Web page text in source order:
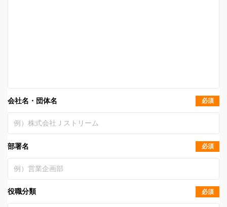
会社名・団体名 必須
部署名 必須
役職分類 必須